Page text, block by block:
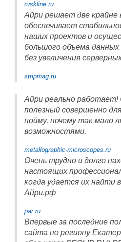
ruskline.ru
Айри решает две крайне
обеспечивает
наших проектов и
большого объема
без увеличения
stripmag.ru
Айри реально работает!
полезный совершенно
пойму, почему так мало
возможностями.
metallographic-microscopes.ru
Очень трудно и долго
настоящих
когда удается их найти
Айри.рф
par.ru
Впервые за последние
сайта по региону